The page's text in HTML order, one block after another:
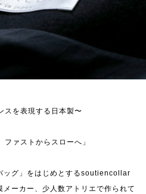
スを表現する日本製〜
ファストからスローへ」
ッグ」をはじめとするsoutiencollar
ーカー、少人数アトリエで作られて